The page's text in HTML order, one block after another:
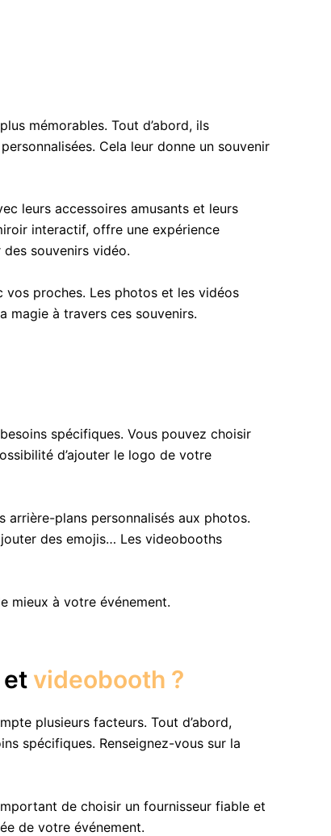
mémorables. Tout d’abord, ils
Cela leur donne un souvenir
leurs accessoires amusants et leurs
interactif, offre une expérience
souvenirs vidéo.
proches. Les photos et les vidéos
magie à travers ces souvenirs.
spécifiques. Vous pouvez choisir
d’ajouter le logo de votre
plans personnalisés aux photos.
des emojis… Les videobooths
mieux à votre événement.
et videobooth ?
plusieurs facteurs. Tout d’abord,
spécifiques. Renseignez-vous sur la
de choisir un fournisseur fiable et
de votre événement.